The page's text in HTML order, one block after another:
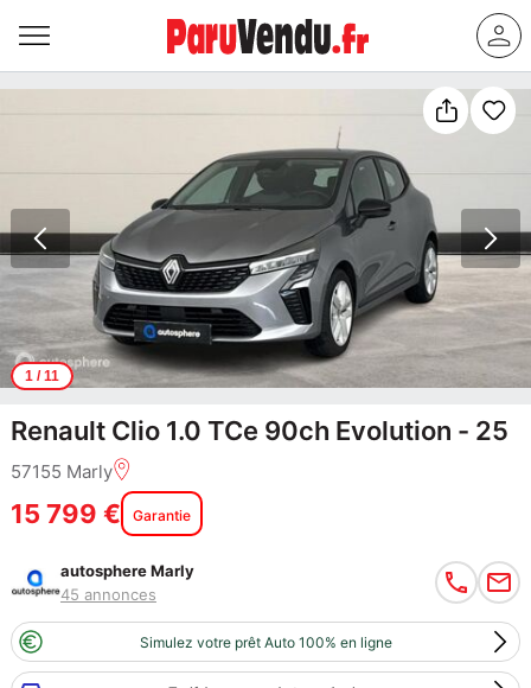
1/ 11
Renault Clio 1.0 TCe 90ch Evolution - 25
57155 Marly
15 799 € Garantie
autosphere Marly
45 annonces
Simulez votre prêt Auto 100% en ligne